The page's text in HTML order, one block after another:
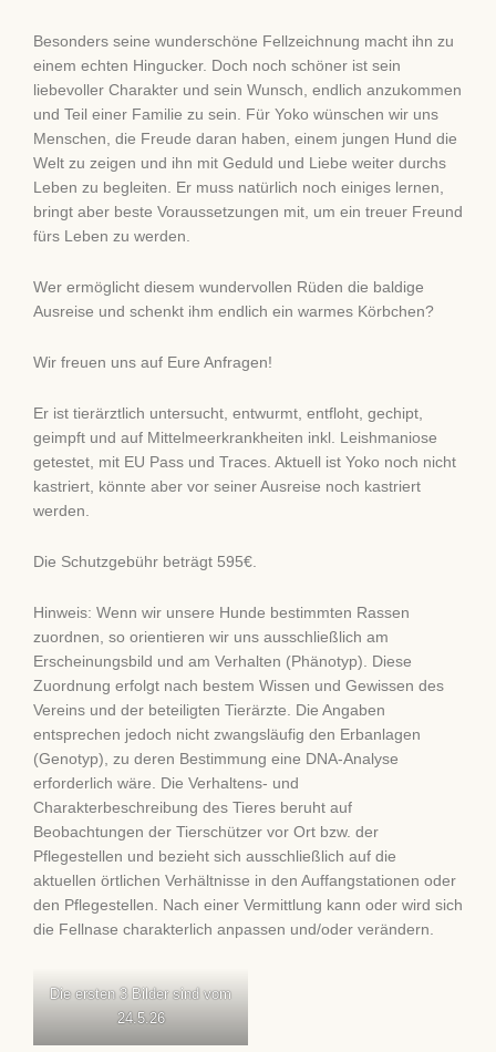
Besonders seine wunderschöne Fellzeichnung macht ihn zu
einem echten Hingucker. Doch noch schöner ist sein
liebevoller Charakter und sein Wunsch, endlich anzukommen
und Teil einer Familie zu sein. Für Yoko wünschen wir uns
Menschen, die Freude daran haben, einem jungen Hund die
Welt zu zeigen und ihn mit Geduld und Liebe weiter durchs
Leben zu begleiten. Er muss natürlich noch einiges lernen,
bringt aber beste Voraussetzungen mit, um ein treuer Freund
fürs Leben zu werden.
Wer ermöglicht diesem wundervollen Rüden die baldige
Ausreise und schenkt ihm endlich ein warmes Körbchen?
Wir freuen uns auf Eure Anfragen!
Er ist tierärztlich untersucht, entwurmt, entfloht, gechipt,
geimpft und auf Mittelmeerkrankheiten inkl. Leishmaniose
getestet, mit EU Pass und Traces. Aktuell ist Yoko noch nicht
kastriert, könnte aber vor seiner Ausreise noch kastriert
werden.
Die Schutzgebühr beträgt 595€.
Hinweis: Wenn wir unsere Hunde bestimmten Rassen
zuordnen, so orientieren wir uns ausschließlich am
Erscheinungsbild und am Verhalten (Phänotyp). Diese
Zuordnung erfolgt nach bestem Wissen und Gewissen des
Vereins und der beteiligten Tierärzte. Die Angaben
entsprechen jedoch nicht zwangsläufig den Erbanlagen
(Genotyp), zu deren Bestimmung eine DNA-Analyse
erforderlich wäre. Die Verhaltens- und
Charakterbeschreibung des Tieres beruht auf
Beobachtungen der Tierschützer vor Ort bzw. der
Pflegestellen und bezieht sich ausschließlich auf die
aktuellen örtlichen Verhältnisse in den Auffangstationen oder
den Pflegestellen. Nach einer Vermittlung kann oder wird sich
die Fellnase charakterlich anpassen und/oder verändern.
Die ersten 3 Bilder sind vom
24.5.26